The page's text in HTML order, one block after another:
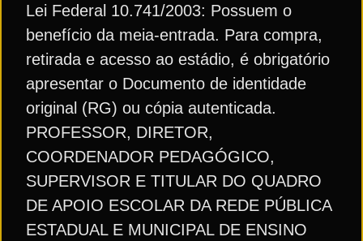
Lei Federal 10.741/2003: Possuem o
benefício da meia-entrada. Para compra,
retirada e acesso ao estádio, é obrigatório
apresentar o Documento de identidade
original (RG) ou cópia autenticada.
PROFESSOR, DIRETOR,
COORDENADOR PEDAGÓGICO,
SUPERVISOR E TITULAR DO QUADRO
DE APOIO ESCOLAR DA REDE PÚBLICA
ESTADUAL E MUNICIPAL DE ENSINO